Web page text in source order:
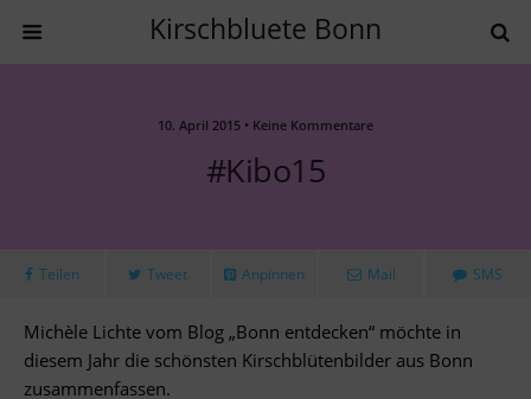
Kirschbluete Bonn
10. April 2015 • Keine Kommentare
#kibo15
Teilen Tweet Anpinnen Mail SMS
Michèle Lichte vom Blog „Bonn entdecken“ möchte in
diesem Jahr die schönsten Kirschblütenbilder aus Bonn
zusammenfassen.